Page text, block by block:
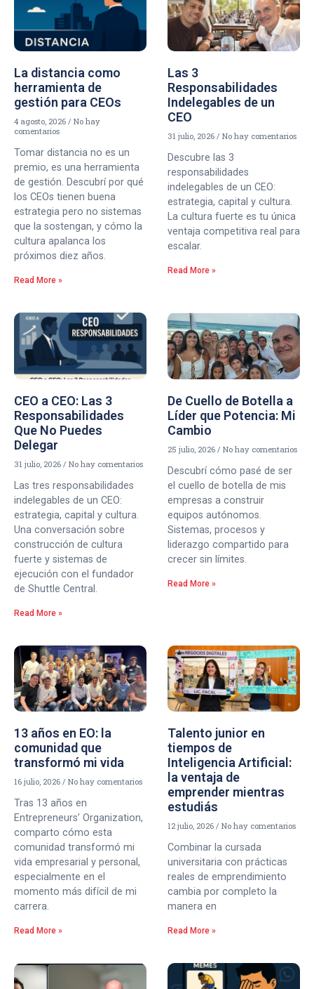
La distancia como
herramienta de
gestión para CEOs
4 agosto, 2026
No hay
comentarios
Tomar distancia no es un
premio, es una herramienta
de gestión. Descubrí por qué
los CEOs tienen buena
estrategia pero no sistemas
que la sostengan, y cómo la
cultura apalanca los
próximos diez años.
Read More »
Las 3
Responsabilidades
Indelegables de un
CEO
31 julio, 2026 No hay comentarios
Descubre las 3
responsabilidades
indelegables de un CEO:
estrategia, capital y cultura.
La cultura fuerte es tu única
ventaja competitiva real para
escalar.
Read More »
CEO a CEO: Las 3
Responsabilidades
Que No Puedes
Delegar
31 julio, 2026 No hay comentarios
Las tres responsabilidades
indelegables de un CEO:
estrategia, capital y cultura.
Una conversación sobre
construcción de cultura
fuerte y sistemas de
ejecución con el fundador
de Shuttle Central.
Read More »
De Cuello de Botella a
Líder que Potencia: Mi
Cambio
25 julio, 2026 No hay comentarios
Descubrí cómo pasé de ser
el cuello de botella de mis
empresas a construir
equipos autónomos.
Sistemas, procesos y
liderazgo compartido para
crecer sin límites.
Read More »
13 años en EO: la
comunidad que
transformó mi vida
16 julio, 2026 No hay comentarios
Tras 13 años en
Entrepreneurs’ Organization,
comparto cómo esta
comunidad transformó mi
vida empresarial y personal,
especialmente en el
momento más difícil de mi
carrera.
Read More »
Talento junior en
tiempos de
Inteligencia Artificial:
la ventaja de
emprender mientras
estudiás
12 julio, 2026 No hay comentarios
Combinar la cursada
universitaria con prácticas
reales de emprendimiento
cambia por completo la
manera en
Read More »